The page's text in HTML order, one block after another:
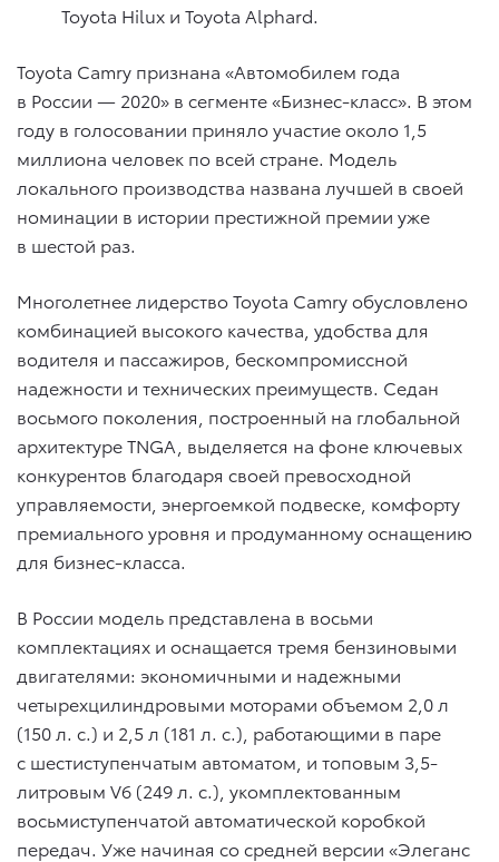
Toyota Hilux и Toyota Alphard.
Toyota Camry признана «Автомобилем года
в России — 2020» в сегменте «Бизнес-класс». В этом
году в голосовании приняло участие около 1,5
миллиона человек по всей стране. Модель
локального производства названа лучшей в своей
номинации в истории престижной премии уже
в шестой раз.
Многолетнее лидерство Toyota Camry обусловлено
комбинацией высокого качества, удобства для
водителя и пассажиров, бескомпромиссной
надежности и технических преимуществ. Седан
восьмого поколения, построенный на глобальной
архитектуре TNGA, выделяется на фоне ключевых
конкурентов благодаря своей превосходной
управляемости, энергоемкой подвеске, комфорту
премиального уровня и продуманному оснащению
для бизнес-класса.
В России модель представлена в восьми
комплектациях и оснащается тремя бензиновыми
двигателями: экономичными и надежными
четырехцилиндровыми моторами объемом 2,0 л
(150 л. с.) и 2,5 л (181 л. с.), работающими в паре
с шестиступенчатым автоматом, и топовым 3,5-
литровым V6 (249 л. с.), укомплектованным
восьмиступенчатой автоматической коробкой
передач. Уже начиная со средней версии «Элеганс